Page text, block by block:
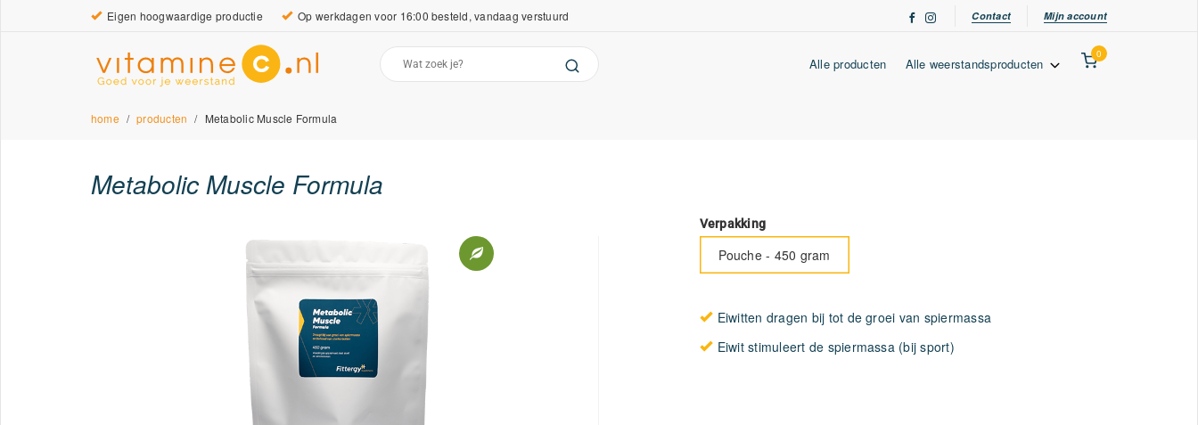
Eigen hoogwaardige productie Op werkdagen voor 16:00 besteld, vandaag verstuurd Contact Mijn account
Alle producten Alle weerstandsproducten
0
home producten Metabolic Muscle Formula
Metabolic Muscle Formula
Verpakking
Pouche - 450 gram
Eiwitten dragen bij tot de groei van spiermassa
Eiwit stimuleert de spiermassa (bij sport)